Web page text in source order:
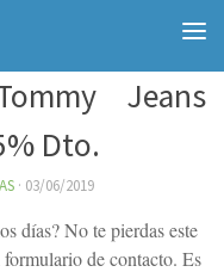
Jeans
Dto.
· 03/06/2019
días? No te pierdas este
de contacto. Es